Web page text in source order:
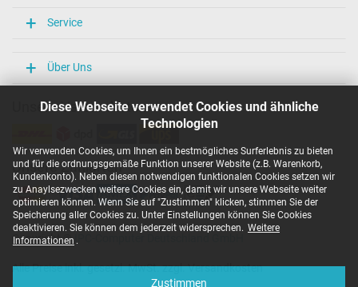
Diese Webseite verwendet Cookies und ähnliche
Technologien
Wir verwenden Cookies, um Ihnen ein bestmögliches Surferlebnis zu bieten
und für die ordnungsgemäße Funktion unserer Website (z.B. Warenkorb,
Kundenkonto). Neben diesen notwendigen funktionalen Cookies setzen wir
zu Anaylsezwecken weitere Cookies ein, damit wir unsere Webseite weiter
optimieren können. Wenn Sie auf "Zustimmen" klicken, stimmen Sie der
Speicherung aller Cookies zu. Unter Einstellungen können Sie Cookies
deaktivieren. Sie können dem jederzeit widersprechen. Weitere
Informationen .
Zustimmen
Ja
CE
N
PSE
SEC
Singapore Safety Mark
TÜV Argentina Certificado
TÜV Geprüfte Sicherheit
UKCA
UL Listed
Service
Über Uns
Unsere Versandarten
Unsere Zahlarten
Copyright ©
Alle Preise inkl. gesetzl. MwSt. zzgl. Versandkosten